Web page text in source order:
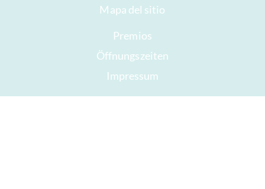
Mapa del sitio
Premios
Öffnungszeiten
Impressum